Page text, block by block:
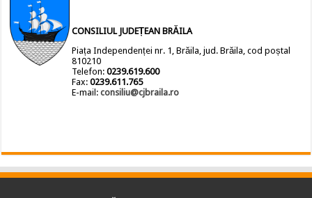
CONSILIUL JUDEȚEAN BRĂILA
Piața Independenței nr. 1, Brăila, jud. Brăila, cod poștal
810210
Telefon:0239.619.600
Fax:0239.611.765
E-mail:consiliu@cjbraila.ro